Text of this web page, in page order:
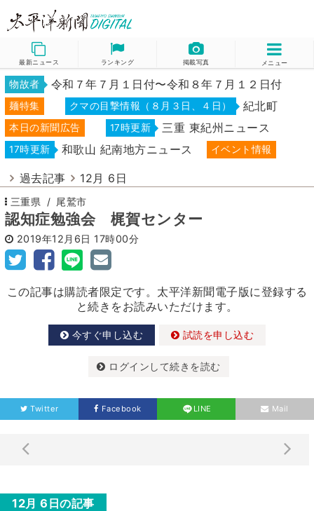
最新ニュース ランキング 掲載写真 メニュー
物故者 令和７年７月１日付〜令和８年７月１２日付
麺特集 クマの目撃情報（８月３日、４日） 紀北町
本日の新聞広告 17時更新 三重 東紀州ニュース
17時更新 和歌山 紀南地方ニュース イベント情報
過去記事 12月 6日
三重県 尾鷲市
認知症勉強会 梶賀センター
2019年12月6日 17時00分
この記事は購読者限定です。太平洋新聞電子版に登録する
と続きをお読みいただけます。
今すぐ申し込む 試読を申し込む
ログインして続きを読む
Twitter Facebook LINE Mail
12月 6日の記事